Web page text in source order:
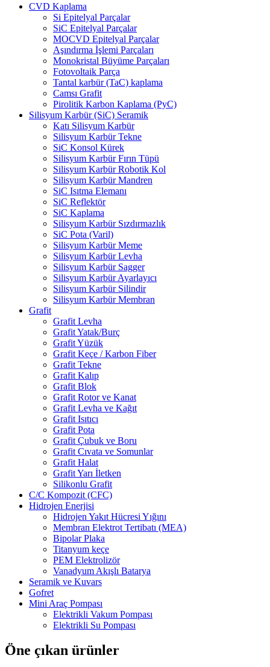
CVD Kaplama
Si Epitelyal Parçalar
SiC Epitelyal Parçalar
MOCVD Epitelyal Parçalar
Aşındırma İşlemi Parçaları
Monokristal Büyüme Parçaları
Fotovoltaik Parça
Tantal karbür (TaC) kaplama
Camsı Grafit
Pirolitik Karbon Kaplama (PyC)
Silisyum Karbür (SiC) Seramik
Katı Silisyum Karbür
Silisyum Karbür Tekne
SiC Konsol Kürek
Silisyum Karbür Fırın Tüpü
Silisyum Karbür Robotik Kol
Silisyum Karbür Mandren
SiC Isıtma Elemanı
SiC Reflektör
SiC Kaplama
Silisyum Karbür Sızdırmazlık
SiC Pota (Varil)
Silisyum Karbür Meme
Silisyum Karbür Levha
Silisyum Karbür Sagger
Silisyum Karbür Ayarlayıcı
Silisyum Karbür Silindir
Silisyum Karbür Membran
Grafit
Grafit Levha
Grafit Yatak/Burç
Grafit Yüzük
Grafit Keçe / Karbon Fiber
Grafit Tekne
Grafit Kalıp
Grafit Blok
Grafit Rotor ve Kanat
Grafit Levha ve Kağıt
Grafit Isıtıcı
Grafit Pota
Grafit Çubuk ve Boru
Grafit Cıvata ve Somunlar
Grafit Halat
Grafit Yarı İletken
Silikonlu Grafit
C/C Kompozit (CFC)
Hidrojen Enerjisi
Hidrojen Yakıt Hücresi Yığını
Membran Elektrot Tertibatı (MEA)
Bipolar Plaka
Titanyum keçe
PEM Elektrolizör
Vanadyum Akışlı Batarya
Seramik ve Kuvars
Gofret
Mini Araç Pompası
Elektrikli Vakum Pompası
Elektrikli Su Pompası
Öne çıkan ürünler